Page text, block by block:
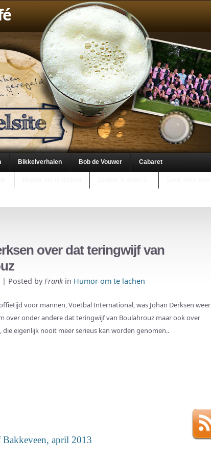
Bikkelverhalen Bob de Vouwer Cabaret
over dat teringwijf van
| Posted byFrankin Humor om te lachen
voor mannen, Voetbal International, was Johan Derksen weer
over onder andere dat teringwijf van Boulahrouz maar ook over
die eigenlijk nooit meer serieus kan worden genomen..
april 2013